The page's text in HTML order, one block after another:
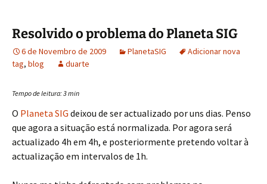
Resolvido o problema do Planeta SIG
6 de Novembro de 2009 PlanetaSIG
Adicionar nova
tag, blog duarte
Tempo de leitura:3min
O Planeta SIG deixou de ser actualizado por uns dias. Penso
que agora a situação está normalizada. Por agora será
actualizado 4h em 4h, e posteriormente pretendo voltar à
actualização em intervalos de 1h.